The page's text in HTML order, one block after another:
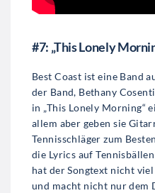
#7: „This Lonely
Best Coast ist eine Band
der Band, Bethany
in „This Lonely Morning“
allem aber geben sie
Tennisschläger zum
die Lyrics auf
hat der Songtext nicht
und macht nicht nur dem